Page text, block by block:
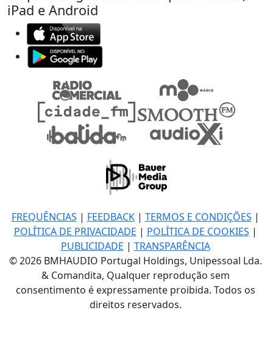
iPad e Android
FREQUÊNCIAS | FEEDBACK| TERMOS E CONDIÇÕES |
POLÍTICA DE PRIVACIDADE | POLÍTICA DE COOKIES |
PUBLICIDADE | TRANSPARÊNCIA
© 2026 BMHAUDIO Portugal Holdings, Unipessoal Lda.
& Comandita, Qualquer reprodução sem
consentimento é expressamente proibida. Todos os
direitos reservados.